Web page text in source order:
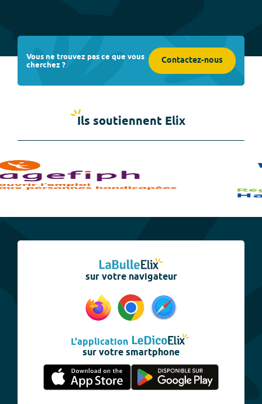
Vous ne trouvez pas ce que vous
cherchez ? Contactez-nous
Ils soutiennent Elix
sur votre navigateur
L'application
sur votre smartphone